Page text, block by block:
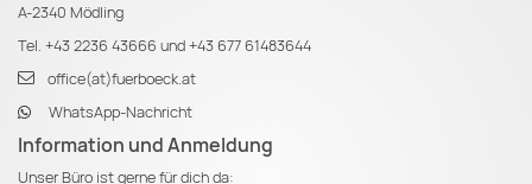
A-2340 Mödling
Tel. +43 2236 43666 und+43 677 61483644
office(at)fuerboeck.at
WhatsApp-Nachricht
Information und Anmeldung
Unser Büro ist gerne für dich da: